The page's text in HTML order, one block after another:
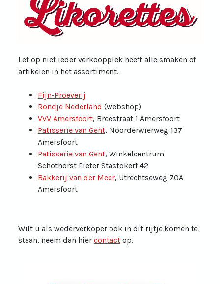
Let op niet ieder verkoopplek heeft alle smaken of
artikelen in het assortiment.
Fijn-Proeverij
Rondje Nederland (webshop)
VVV Amersfoort, Breestraat 1 Amersfoort
Patisserie van Gent, Noorderwierweg 137
Amersfoort
Patisserie van Gent, Winkelcentrum
Schothorst Pieter Stastokerf 42
Bakkerij van der Meer, Utrechtseweg 70A
Amersfoort
Wilt u als wederverkoper ook in dit rijtje komen te
staan, neem dan hier contactop.